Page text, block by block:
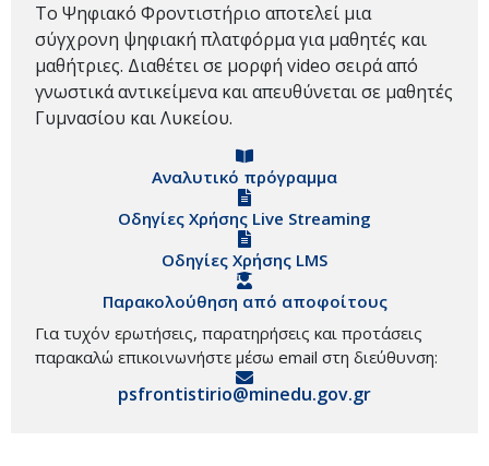
Το Ψηφιακό Φροντιστήριο αποτελεί μια
σύγχρονη ψηφιακή πλατφόρμα για μαθητές και
μαθήτριες. Διαθέτει σε μορφή video σειρά από
γνωστικά αντικείμενα και απευθύνεται σε μαθητές
Γυμνασίου και Λυκείου.
Αναλυτικό πρόγραμμα
Οδηγίες Χρήσης Live Streaming
Οδηγίες Χρήσης LMS
Παρακολούθηση από αποφοίτους
Για τυχόν ερωτήσεις, παρατηρήσεις και προτάσεις
παρακαλώ επικοινωνήστε μέσω email στη διεύθυνση:
psfrontistirio@minedu.gov.gr